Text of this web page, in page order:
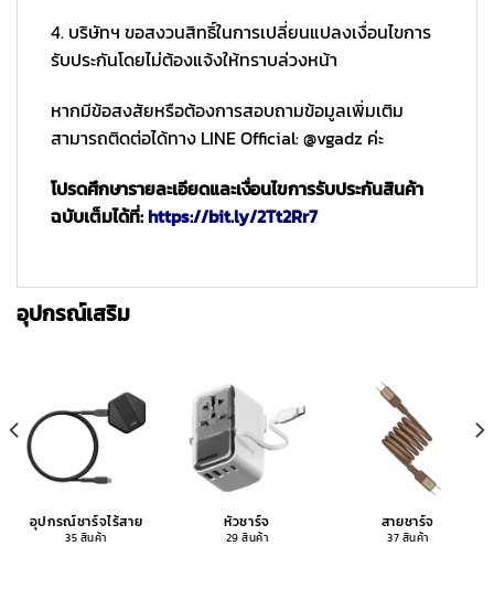
4. บริษัทฯ ขอสงวนสิทธิ์ในการเปลี่ยนแปลงเงื่อนไขการ
รับประกันโดยไม่ต้องแจ้งให้ทราบล่วงหน้า
หากมีข้อสงสัยหรือต้องการสอบถามข้อมูลเพิ่มเติม
สามารถติดต่อได้ทาง LINE Official: @vgadz ค่ะ
โปรดศึกษารายละเอียดและเงื่อนไขการรับประกันสินค้า
ฉบับเต็มได้ที่:https://bit.ly/2Tt2Rr7
อุปกรณ์เสริม
อุปกรณ์ชาร์จไร้สาย
35 สินค้า
หัวชาร์จ
29 สินค้า
สายชาร์จ
37 สินค้า